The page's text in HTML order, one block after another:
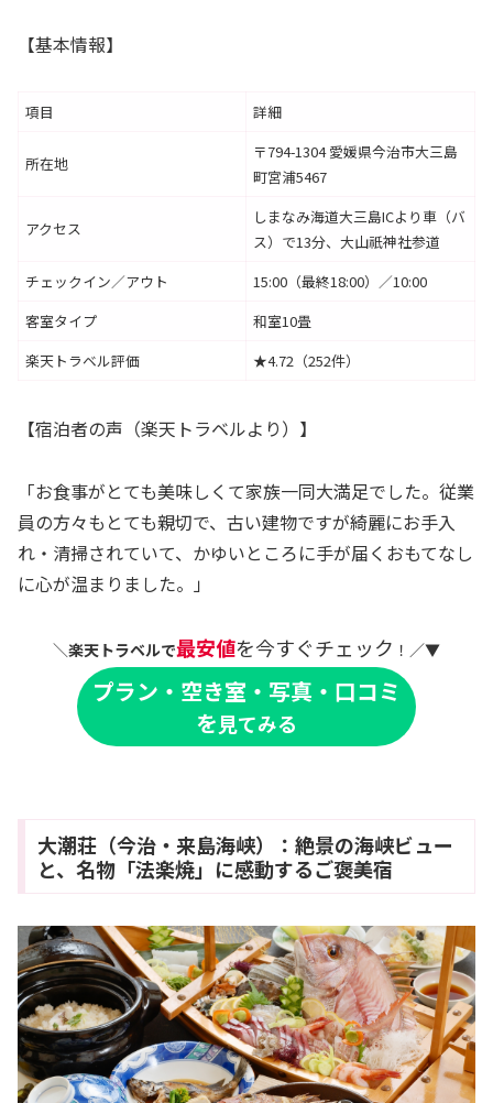
【基本情報】
項目 詳細
所在地
〒794-1304 愛媛県今治市大三島
町宮浦5467
アクセス
しまなみ海道大三島ICより車（バ
ス）で13分、大山祇神社参道
チェックイン／アウト
15:00（最終18:00）／10:00
客室タイプ
和室10畳
楽天トラベル評価
★4.72（252件）
【宿泊者の声（楽天トラベルより）】
「お食事がとても美味しくて家族一同大満足でした。従業
員の方々もとても親切で、古い建物ですが綺麗にお手入
れ・清掃されていて、かゆいところに手が届くおもてなし
に心が温まりました。」
＼楽天トラベルで最安値を今すぐチェック ！／▼
プラン・空き室・写真・口コミ
を見てみる
大潮荘（今治・来島海峡）：絶景の海峡ビュー
と、名物「法楽焼」に感動するご褒美宿